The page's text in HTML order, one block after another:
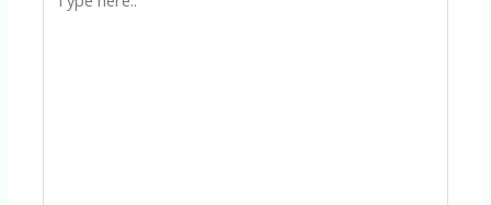
here..